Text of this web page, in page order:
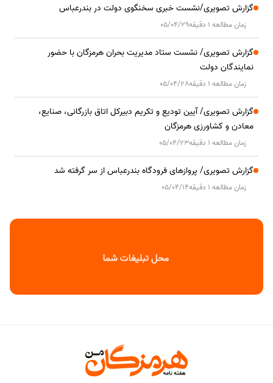
گزارش تصویری/نشست خبری سخنگوی دولت در بندرعباس
زمان مطالعه 1 دقیقه 05/04/29
گزارش تصویری/ نشست ستاد مدیریت بحران هرمزگان با حضور
نمایندگان دولت
زمان مطالعه 1 دقیقه 05/04/28
گزارش تصویری/ آیین تودیع و تکریم دبیرکل اتاق بازرگانی، صنایع،
معادن و کشاورزی هرمزگان
زمان مطالعه 1 دقیقه 05/04/23
گزارش تصویری/ پروازهای فرودگاه بندرعباس از سر گرفته شد
زمان مطالعه 1 دقیقه 05/04/14